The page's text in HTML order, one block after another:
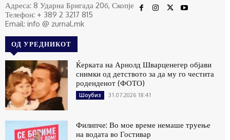
Адреса: 8 Ударна Бригада 20б, Скопје
Телефон: + 389 2 3217 815
Email: info @ zurnal.mk
ОД УРЕДНИКОТ
Ќерката на Арнолд Шварценегер објави
снимки од детството за да му го честита
роденденот (ФОТО)
Шоубиз 31.07.2026 18:41
Филипче: Во мое време немаше труење
на водата во Гостивар